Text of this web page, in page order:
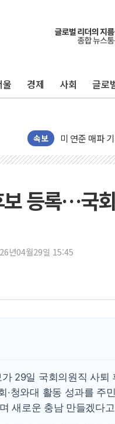
울 경제 사회 글로
속보
민주, 오늘 제
뉴욕증시, 고
트럼프, 쿡 연
트럼프, 백신·
이란 핵심 원
뉴욕증시 프리
[종합] 美 7월
[사진] 이슬
뉴욕증시 개
보훈부, 미
李 "해남 태양
등록…국
년04월29일 15:45
29일 국회의원직 사퇴
·청와대 활동 성과를 주
새로운 충남 만들겠다